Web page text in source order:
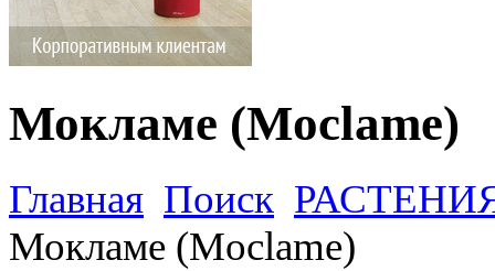
Мокламе (Moclame)
Главная Поиск
Мокламе (Moclame)